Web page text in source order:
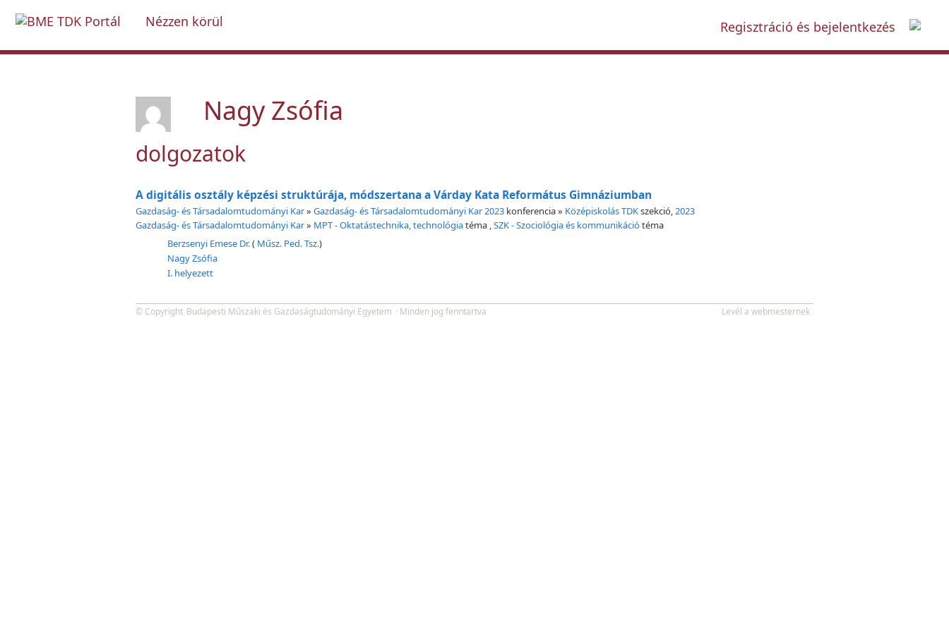
Nézzen körül Regisztráció és bejelentkezés
Nagy Zsófia
dolgozatok
A digitális osztály képzési struktúrája, módszertana a Várday Kata Református Gimnáziumban
Gazdaság- és Társadalomtudományi Kar» Gazdaság- és Társadalomtudományi Kar 2023 konferencia » Középiskolás TDKszekció,2023
Gazdaság- és Társadalomtudományi Kar» MPT - Oktatástechnika, technológiatéma ,SZK - Szociológia és kommunikációtéma
Berzsenyi Emese Dr.( Műsz. Ped. Tsz.)
Nagy Zsófia
I. helyezett
© Copyright Budapesti Műszaki és Gazdaságtudományi Egyetem · Minden jog fenntartva Levél a webmesternek